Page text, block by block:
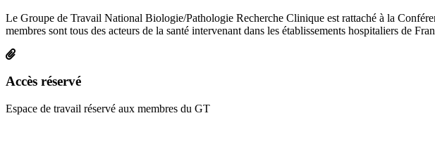
Le Groupe de Travail National Biologie/Pathologie Recherche Clinique est rattaché à la
membres sont tous des acteurs de la santé intervenant dans les établissements hospitaliers de
Accès réservé
Espace de travail réservé aux membres du GT